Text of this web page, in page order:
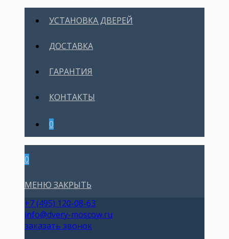
УСТАНОВКА ДВЕРЕЙ
ДОСТАВКА
ГАРАНТИЯ
КОНТАКТЫ
0
0
МЕНЮ ЗАКРЫТЬ
+7 (495) 120-08-63
info@dvery-moscow.ru
заказать звонок